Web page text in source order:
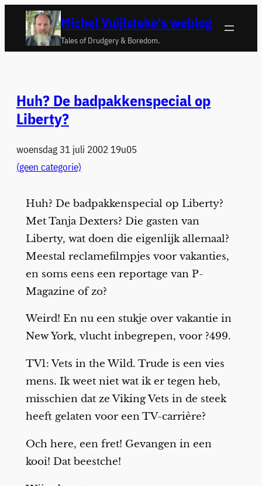
naar
Michel Vuijlsteke's weblog
Tales of Drudgery & Boredom.
Huh? De badpakkenspecial op
Liberty?
woensdag 31 juli 2002 19u05
(geen categorie)
Huh? De badpakkenspecial op Liberty?
Met Tanja Dexters? Die gasten van
Liberty, wat doen die eigenlijk allemaal?
Meestal reclamefilmpjes voor vakanties,
en soms eens een reportage van P-
Magazine of zo?
Weird! En nu een stukje over vakantie in
New York, vlucht inbegrepen, voor ?499.
TV1: Vets in the Wild. Trude is een vies
mens. Ik weet niet wat ik er tegen heb,
misschien dat ze Viking Vets in de steek
heeft gelaten voor een TV-carrière?
Och here, een fret! Gevangen in een
kooi! Dat beestche!